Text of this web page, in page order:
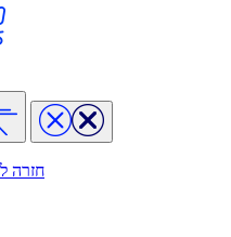
חזרה